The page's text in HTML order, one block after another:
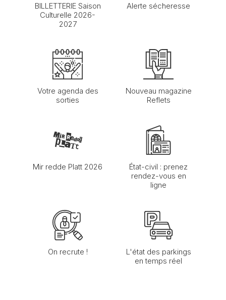
BILLETTERIE Saison
Culturelle 2026-
2027
Alerte sécheresse
Votre agenda des
sorties
Nouveau magazine
Reflets
Mir redde Platt 2026
État-civil : prenez
rendez-vous en
ligne
On recrute !
L'état des parkings
en temps réel